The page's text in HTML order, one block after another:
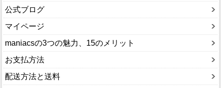
公式ブログ
マイページ
maniacsの3つの魅力、15のメリット
お支払方法
配送方法と送料